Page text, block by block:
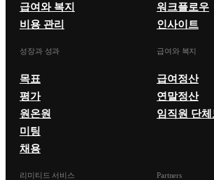
급여와 복지
비용 관리
워크플로우
인사이트
성장과 성과
목표
평가
원온원
미팅
채용
급여와 복지
급여정산
연말정산
임직원 단체
리미티드 서비스 Partners